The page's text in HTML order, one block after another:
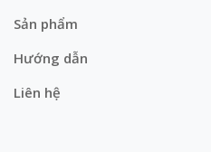
Sản phẩm
Hướng dẫn
Liên hệ